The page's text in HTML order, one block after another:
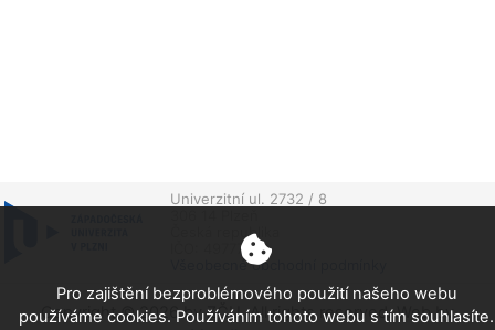
Univerzitní ul. 2732 / 8
Česká republika
IČO: 49777513
Všeobecné obchodní podmínky
Copyright © 2026 by ZČU. All rights reserved. Web by
Pro zajištění bezproblémového použití našeho webu
používáme cookies. Používáním tohoto webu s tím souhlasíte.